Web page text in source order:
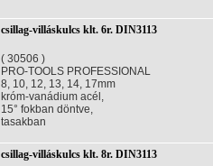
csillag-villáskulcs klt. 6r. DIN3113
( 30506 )
PRO-TOOLS PROFESSIONAL
8, 10, 12, 13, 14, 17mm
króm-vanádium acél,
15° fokban döntve,
tasakban
csillag-villáskulcs klt. 8r. DIN3113